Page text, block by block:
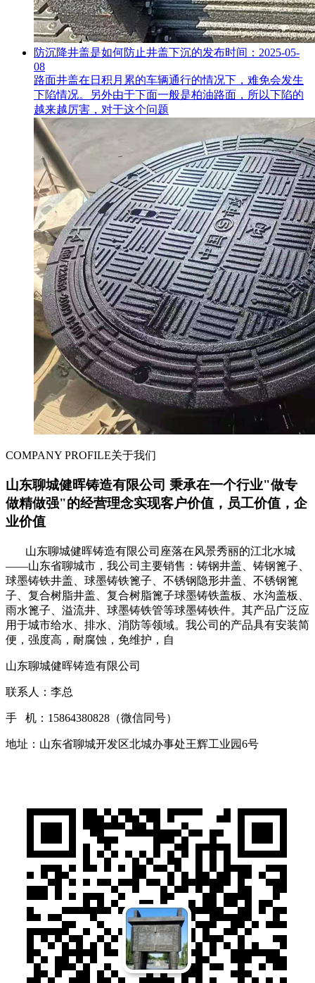
防沉降井盖是如何防止井盖下沉的发布时间：2025-05-
08
路面井盖在日积月累的车辆通行的情况下，难免会发生
下陷情况。另外由于下面一般是柏油路面，所以下陷的
越来越厉害，对于这个问题
COMPANY PROFILE关于我们
山东聊城健晖铸造有限公司 秉承在一个行业"做专
做精做强"的经营理念实现客户价值，员工价值，企
业价值
山东聊城健晖铸造有限公司座落在风景秀丽的江北水城
——山东省聊城市，我公司主要销售：铸钢井盖、铸钢篦子、
球墨铸铁井盖、球墨铸铁篦子、不锈钢隐形井盖、不锈钢篦
子、复合树脂井盖、复合树脂篦子球墨铸铁盖板、水沟盖板、
雨水篦子、溢流井、球墨铸铁管等球墨铸铁件。其产品广泛应
用于城市给水、排水、消防等领域。我公司的产品具有安装简
便，强度高，耐腐蚀，免维护，自
山东聊城健晖铸造有限公司
联系人：李总
手 机：15864380828（微信同号）
地址：山东省聊城开发区北城办事处王辉工业园6号